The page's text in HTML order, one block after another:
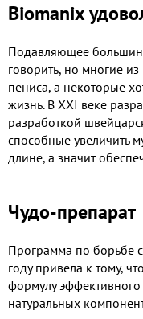
Biomanix
Подавляющее
говорить, но многие
пениса, а некоторые
жизнь. В XXI веке
разработкой
способные увеличить
длине, а значит
Чудо-препарат
Программа по борьбе
году привела к тому,
формулу эффективного
натуральных